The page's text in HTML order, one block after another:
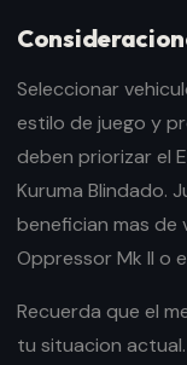
Seleccionar
estilo de juego y
deben priorizar el
Kuruma Blindado.
benefician mas de
Oppressor Mk II o
Recuerda que el
tu situacion